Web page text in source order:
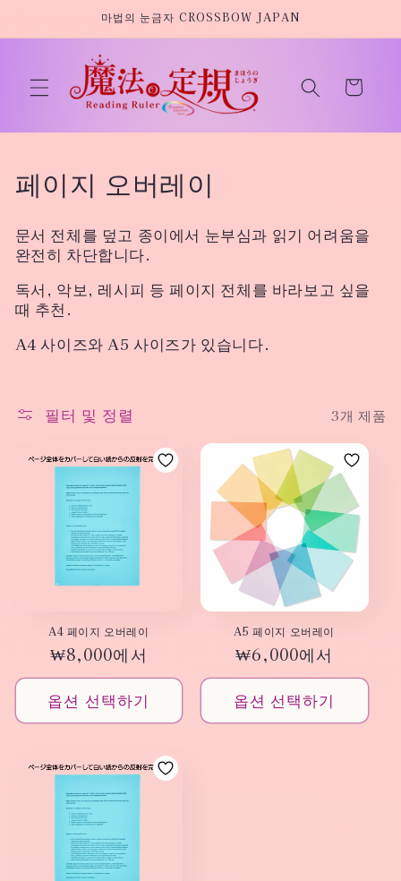
뛰기
마법의 눈금자 CROSSBOW JAPAN
카
트
컬
션
:
페이지 오버레이
문서 전체를 덮고 종이에서 눈부심과 읽기 어려움을
완전히 차단합니다.
독서, 악보, 레시피 등 페이지 전체를 바라보고 싶을
때 추천.
A4 사이즈와 A5 사이즈가 있습니다.
필터 및 정렬 3개 제품
A4 페이지 오버레이
정
가
₩8,000에서
옵션 선택하기
A5 페이지 오버레이
정
가
₩6,000에서
옵션 선택하기